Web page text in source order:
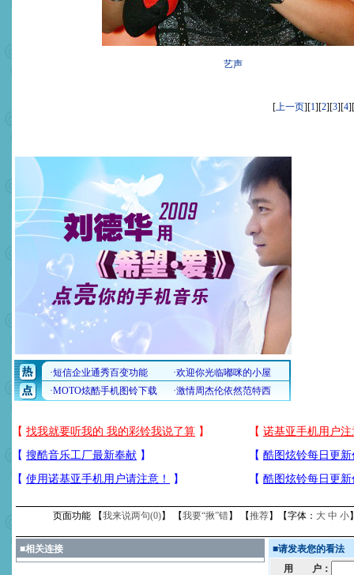
艺声
[上一页][1][2][3][4][
页面功能 【我来说两句(0)】 【我要“揪”错】 【推荐】【字体： 大 中 小
■相关连接 ■请发表您的看法
用 户：